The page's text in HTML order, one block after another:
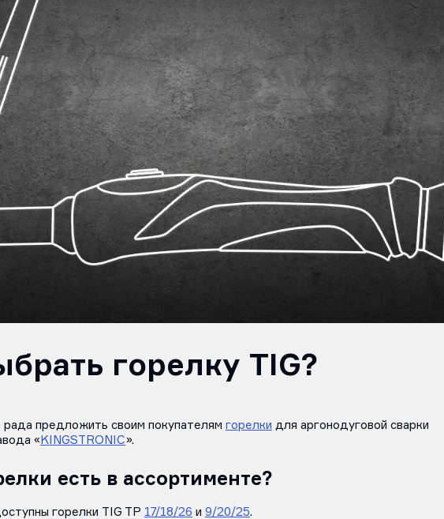
горелку TIG?
рада предложить своим покупателям горелки для аргонодуговой сварки
« KINGSTRONIC».
есть в ассортименте?
горелки TIG TP 17/18/26 и 9/20/25.